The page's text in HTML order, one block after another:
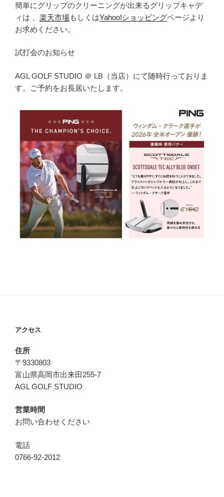
簡単にグリップのクリーニングが出来るグリップキャデ
ィは 、 楽天市場もしくはYahoo!ショッピングページより
お求めください。
試打会のお知らせ
AGL GOLF STUDIO ＠ LB（当店）にて随時行っておりま
す。ご予約をお長居いたします。
アクセス
住所
〒9330803
富山県高岡市出来田255-7
AGL GOLF STUDIO
営業時間
お問い合わせください
電話
0766-92-2012